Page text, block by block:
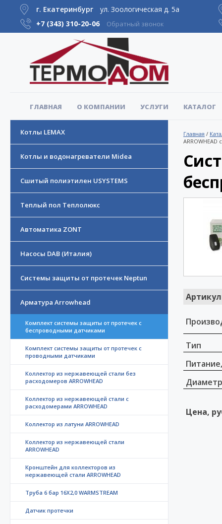
г. Екатеринбург
ул. Зоологическая д. 5а
+7 (343) 310-20-06 Обратный звонок
ГЛАВНАЯ О КОМПАНИИ УСЛУГИ КАТАЛОГ
Котлы LEMAX
Котлы и водонагреватели Midea
Сшитый полиэтилен USYSTEMS
Теплый пол Теплолюкс
Автоматика ZONT
Насосы DAB (Италия)
Системы защиты от протечек Neptun
Арматура Arrowhead
Комплект системы защиты от протечек с
беспроводными датчиками
Комплект системы защиты от протечек с
проводными датчиками
Коллектор из нержавеющей стали без
расходомеров ARROWHEAD
Коллектор из нержавеющей стали с
расходомерами ARROWHEAD
Коллектор из латуни ARROWHEAD
Коллектор из нержавеющей стали
ARROWHEAD
Кронштейн для коллекторов из
нержавеющей стали ARROWHEAD
Труба 6 бар 16X2,0 WARMSTREAM
Датчик протечки
Главная /
Артикул
Тип
Диаметр
Цена,